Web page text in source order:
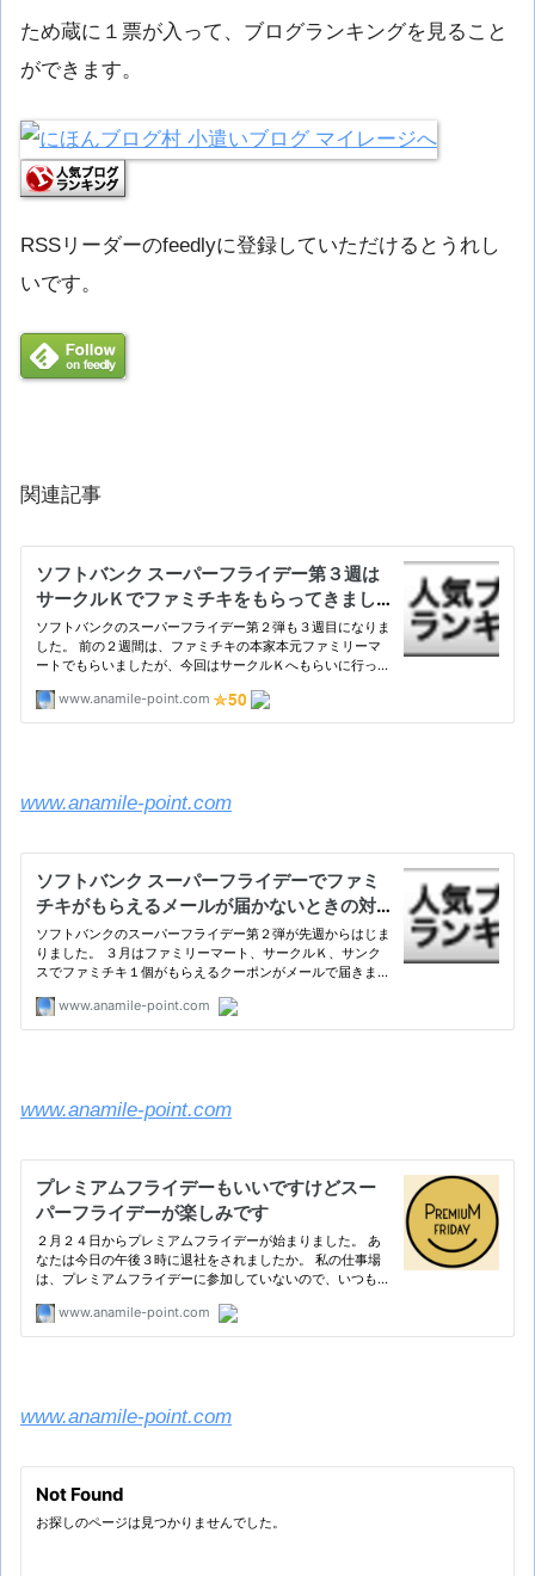
ため蔵に１票が入って、ブログランキングを見ること
ができます。
RSSリーダーのfeedlyに登録していただけるとうれし
いです。
関連記事
www.anamile-point.com
www.anamile-point.com
www.anamile-point.com